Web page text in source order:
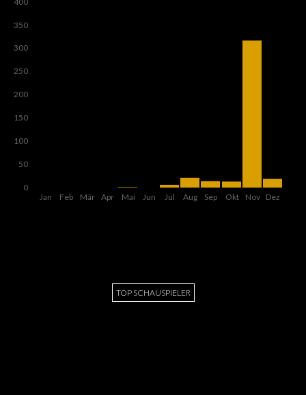
TOP SCHAUSPIELER